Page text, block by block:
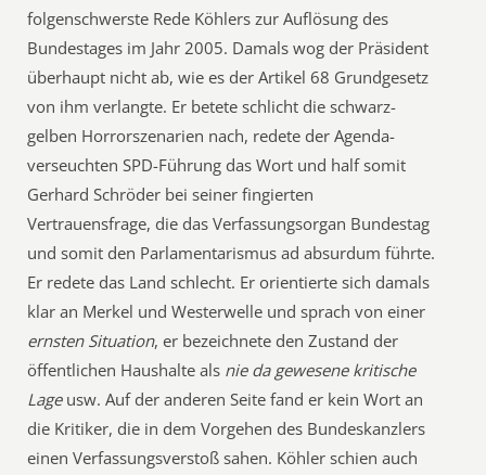
folgenschwerste Rede Köhlers zur Auflösung des
Bundestages im Jahr 2005. Damals wog der Präsident
überhaupt nicht ab, wie es der Artikel 68 Grundgesetz
von ihm verlangte. Er betete schlicht die schwarz-
gelben Horrorszenarien nach, redete der Agenda-
verseuchten SPD-Führung das Wort und half somit
Gerhard Schröder bei seiner fingierten
Vertrauensfrage, die das Verfassungsorgan Bundestag
und somit den Parlamentarismus ad absurdum führte.
Er redete das Land schlecht. Er orientierte sich damals
klar an Merkel und Westerwelle und sprach von einer
ernsten Situation, er bezeichnete den Zustand der
öffentlichen Haushalte als nie da gewesene kritische
Lageusw. Auf der anderen Seite fand er kein Wort an
die Kritiker, die in dem Vorgehen des Bundeskanzlers
einen Verfassungsverstoß sahen. Köhler schien auch